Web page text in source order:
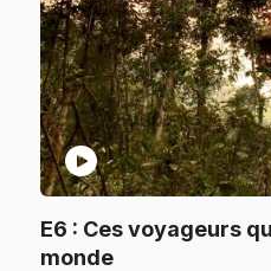
play_circle
E6 : Ces voyageurs
monde.